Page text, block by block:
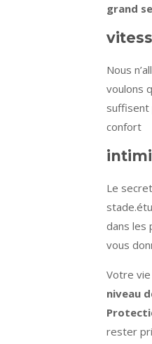
grand
Nous
voulons
suffisent
confort
Le
dans les
vous
Votre
niveau
rester